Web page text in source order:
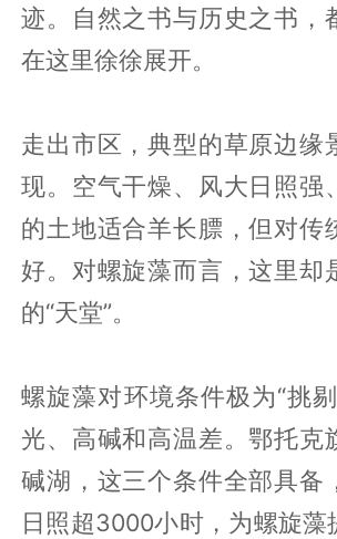
迹。自然之书与历史之书，
在这里徐徐展开。
走出市区，典型的草原边缘
现。空气干燥、风大日照强
的土地适合羊长膘，但对传
好。对螺旋藻而言，这里却
的“天堂”。
螺旋藻对环境条件极为“挑
光、高碱和高温差。鄂托克
碱湖，这三个条件全部具备
日照超3000小时，为螺旋藻